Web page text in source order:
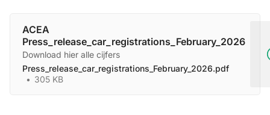
ACEA
Press_release_car_registrations_February_2026
Download hier alle cijfers
Press_release_car_registrations_February_2026.pdf
305 KB